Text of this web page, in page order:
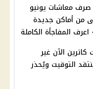
معاشات يونيو
من أماكن جديدة
الآن غير
التوقيت ويُحذر